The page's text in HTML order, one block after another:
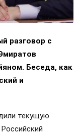
разговор с
Беседа, как
и
текущую